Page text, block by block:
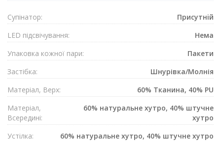
Супiнатор:
Присутнiй
LED підсвічування:
Нема
Упаковка кожної пари:
Пакети
Застібка:
Шнурівка/Mолнія
Матеріал, Верх:
60% Тканина, 40% PU
Матеріал,
Всередині:
60% натуральне хутро, 40% штучне
хутро
Устілка:
60% натуральне хутро, 40% штучне хутро